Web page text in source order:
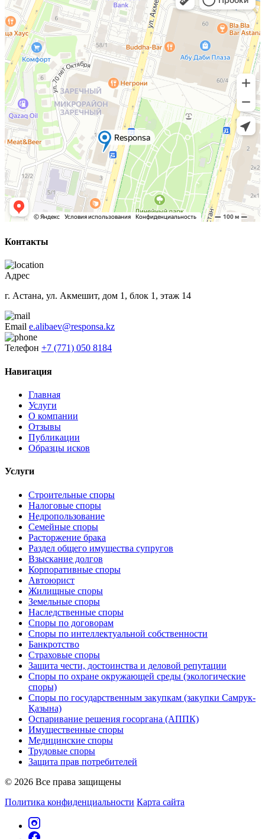
Контакты
Адрес
г. Астана, ул. Акмешит, дом 1, блок 1, этаж 14
Email e.alibaev@responsa.kz
Телефон +7 (771) 050 8184
Навигация
Главная
Услуги
О компании
Отзывы
Публикации
Образцы исков
Услуги
Строительные споры
Налоговые споры
Недропользование
Семейные споры
Расторжение брака
Раздел общего имущества супругов
Взыскание долгов
Корпоративные споры
Автоюрист
Жилищные споры
Земельные споры
Наследственные споры
Споры по договорам
Споры по интеллектуальной собственности
Банкротство
Страховые споры
Защита чести, достоинства и деловой репутации
Споры по охране окружающей среды (экологические
споры)
Споры по государственным закупкам (закупки Самрук-
Қазына)
Оспаривание решения госоргана (АППК)
Имущественные споры
Медицинские споры
Трудовые споры
Защита прав потребителей
© 2026 Все права защищены
Политика конфиденциальности Карта сайта